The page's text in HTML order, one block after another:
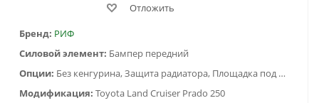
Отложить
Бренд: РИФ
Силовой элемент: Бампер передний
Опции:
Без кенгурина, Защита радиатора, Площадка под лебёдку
Модификация: Toyota Land Cruiser Prado 250